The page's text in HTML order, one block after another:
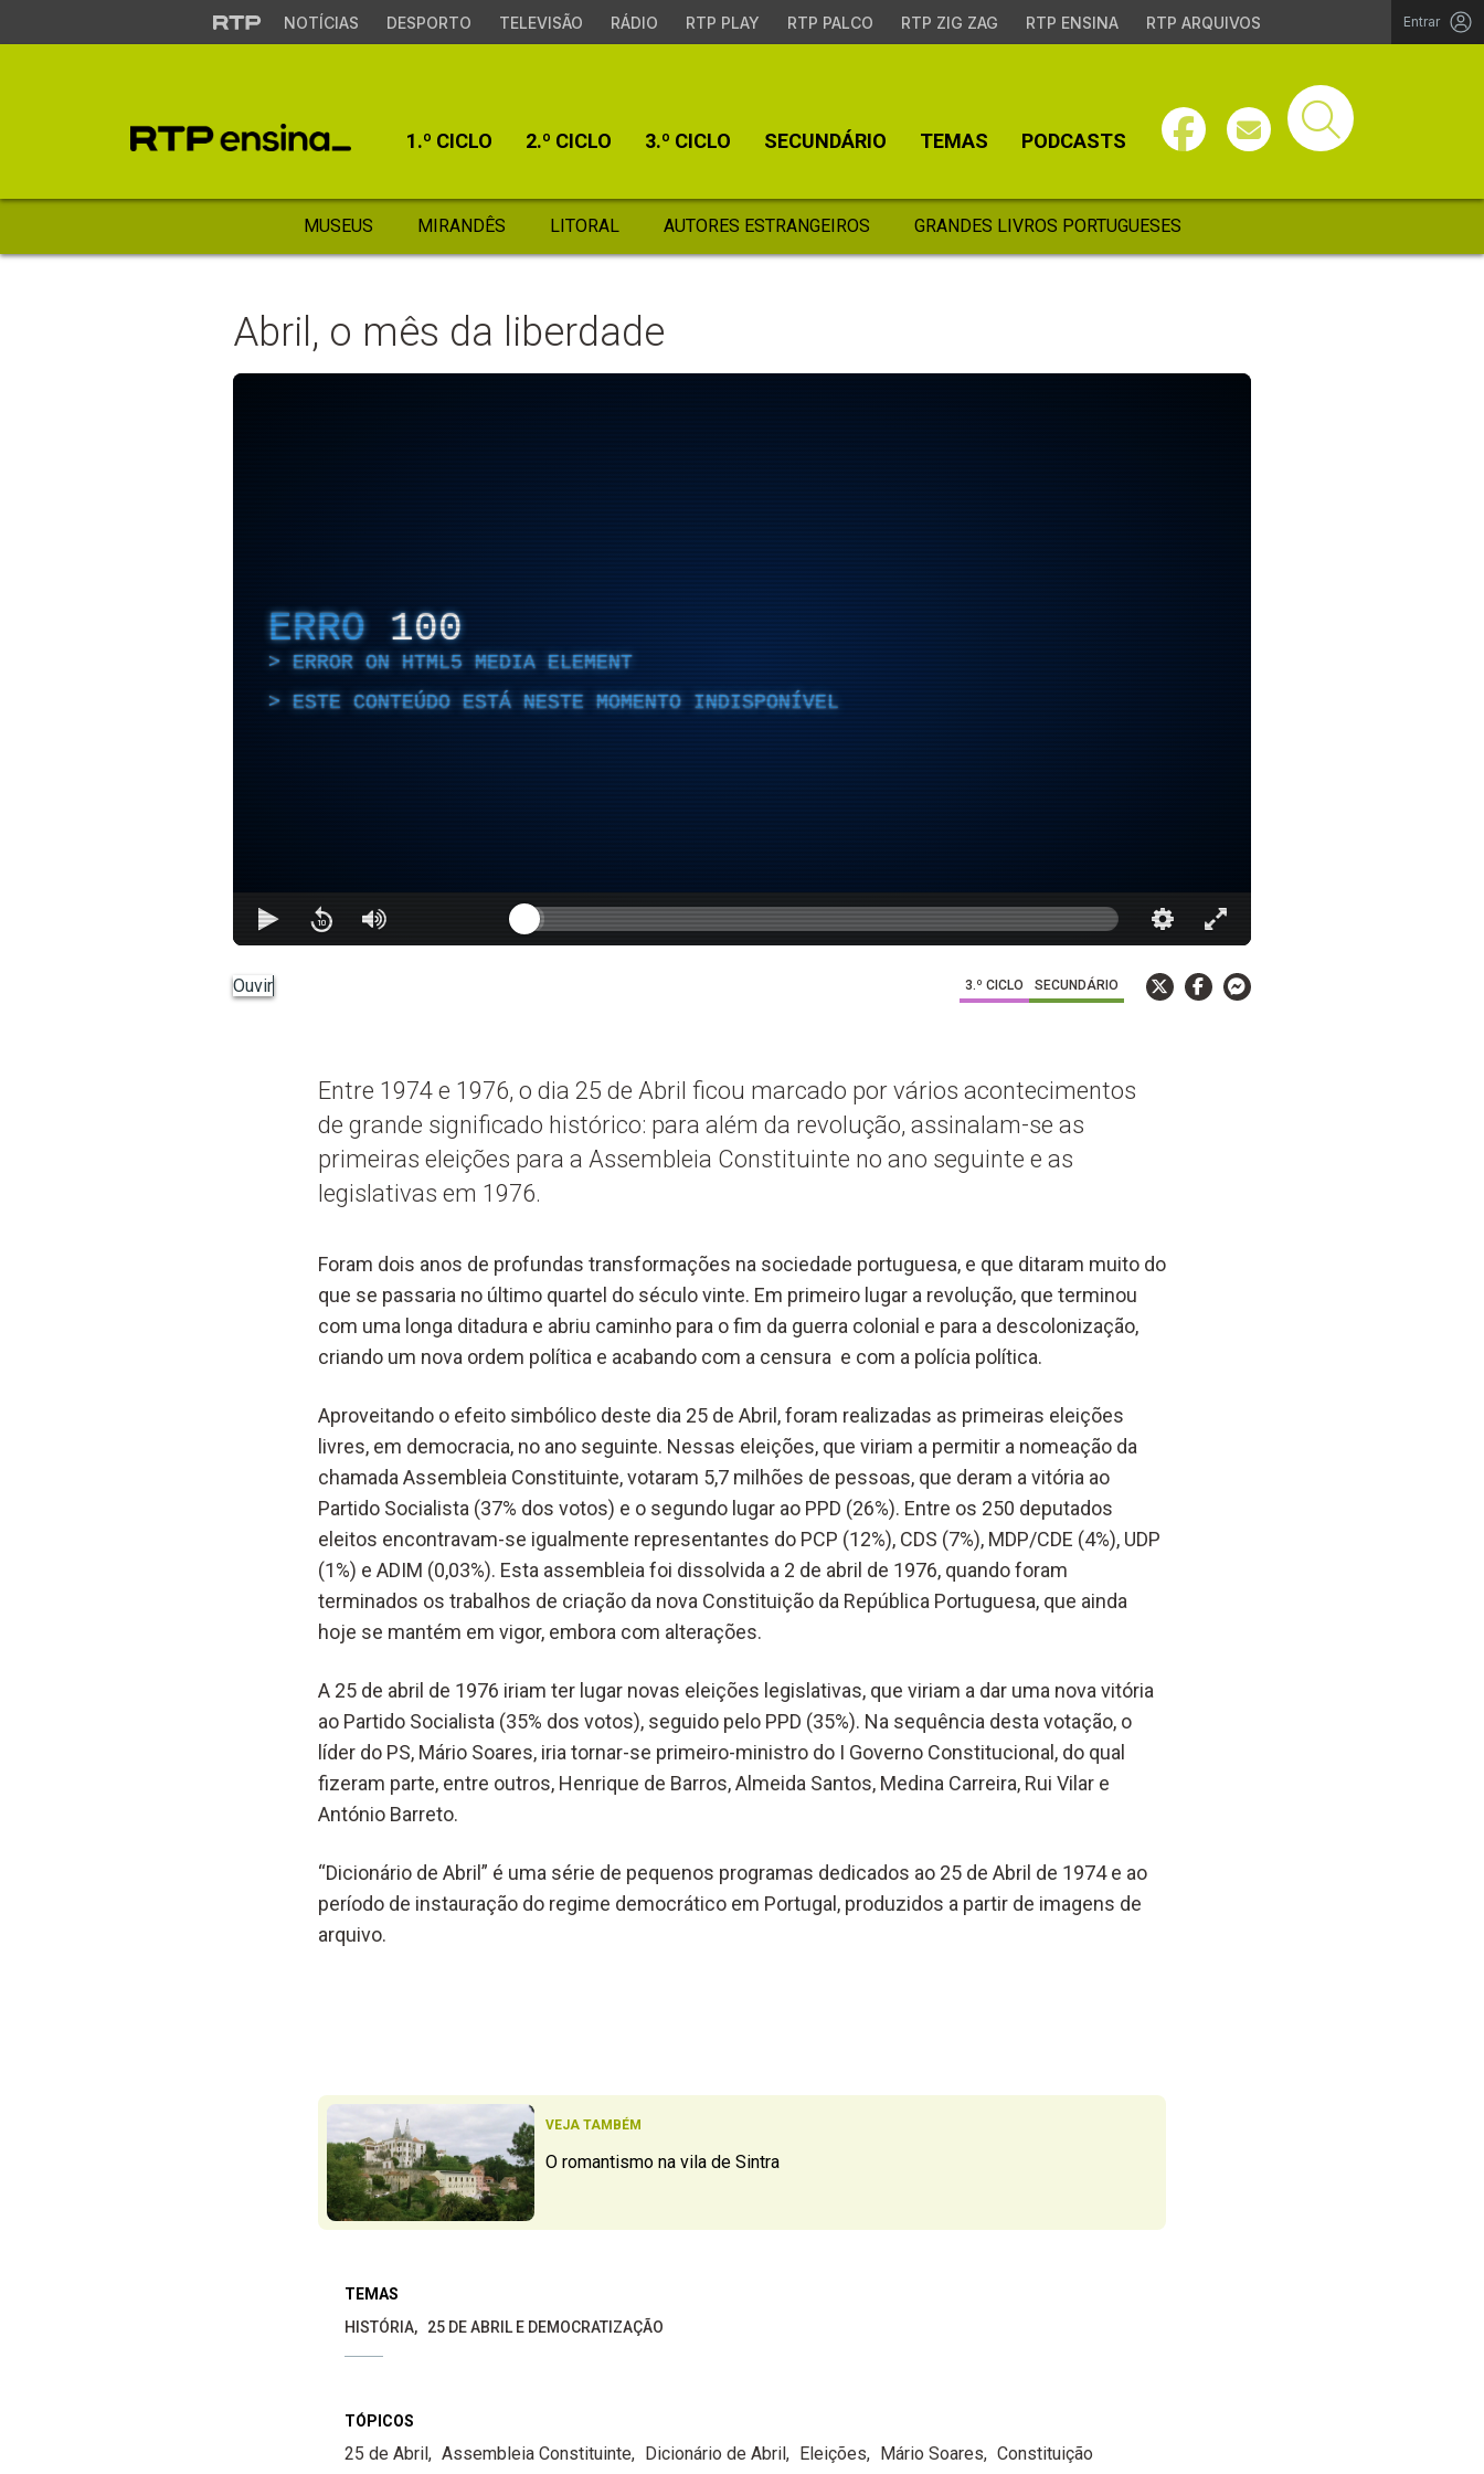
NOTÍCIAS DESPORTO TELEVISÃO RÁDIO RTP PLAY RTP PALCO RTP ZIG ZAG RTP ENSINA RTP ARQUIVOS Entrar
1.º CICLO 2.º CICLO 3.º CICLO SECUNDÁRIO TEMAS PODCASTS
MUSEUS MIRANDÊS LITORAL AUTORES ESTRANGEIROS GRANDES LIVROS PORTUGUESES
Abril, o mês da liberdade
ERRO 100
ERROR ON HTML5 MEDIA ELEMENT
ESTE CONTEÚDO ESTÁ NESTE MOMENTO INDISPONÍVEL
Ouvir 3.º CICLO SECUNDÁRIO
Entre 1974 e 1976, o dia 25 de Abril ficou marcado por vários acontecimentos
de grande significado histórico: para além da revolução, assinalam-se as
primeiras eleições para a Assembleia Constituinte no ano seguinte e as
legislativas em 1976.
Foram dois anos de profundas transformações na sociedade portuguesa, e que ditaram muito do
que se passaria no último quartel do século vinte. Em primeiro lugar a revolução, que terminou
com uma longa ditadura e abriu caminho para o fim da guerra colonial e para a descolonização,
criando um nova ordem política e acabando com a censura e com a polícia política.
Aproveitando o efeito simbólico deste dia 25 de Abril, foram realizadas as primeiras eleições
livres, em democracia, no ano seguinte. Nessas eleições, que viriam a permitir a nomeação da
chamada Assembleia Constituinte, votaram 5,7 milhões de pessoas, que deram a vitória ao
Partido Socialista (37% dos votos) e o segundo lugar ao PPD (26%). Entre os 250 deputados
eleitos encontravam-se igualmente representantes do PCP (12%), CDS (7%), MDP/CDE (4%), UDP
(1%) e ADIM (0,03%). Esta assembleia foi dissolvida a 2 de abril de 1976, quando foram
terminados os trabalhos de criação da nova Constituição da República Portuguesa, que ainda
hoje se mantém em vigor, embora com alterações.
A 25 de abril de 1976 iriam ter lugar novas eleições legislativas, que viriam a dar uma nova vitória
ao Partido Socialista (35% dos votos), seguido pelo PPD (35%). Na sequência desta votação, o
líder do PS, Mário Soares, iria tornar-se primeiro-ministro do I Governo Constitucional, do qual
fizeram parte, entre outros, Henrique de Barros, Almeida Santos, Medina Carreira, Rui Vilar e
António Barreto.
“Dicionário de Abril” é uma série de pequenos programas dedicados ao 25 de Abril de 1974 e ao
período de instauração do regime democrático em Portugal, produzidos a partir de imagens de
arquivo.
VEJA TAMBÉM
O romantismo na vila de Sintra
TEMAS
HISTÓRIA
25 DE ABRIL E DEMOCRATIZAÇÃO
TÓPICOS
25 de Abril Assembleia Constituinte Dicionário de Abril Eleições Mário Soares Constituição